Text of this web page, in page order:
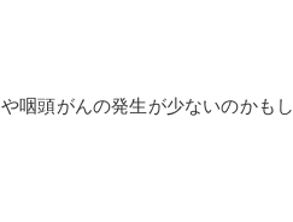
咽頭がんの発生が少ないのかもし